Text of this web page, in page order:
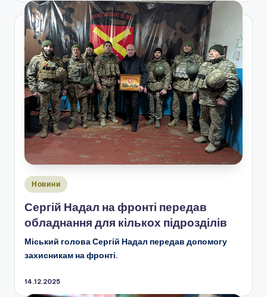
Опубліковано
Новини
Сергій Надал на фронті передав
обладнання для кількох підрозділів
Міський голова Сергій Надал передав допомогу
захисникам на фронті.
14.12.2025